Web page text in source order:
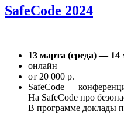
SafeCode 2024
13 марта (среда) — 14
онлайн
от 20 000 р.
SafeCode —
На SafeCode про
В программе доклады